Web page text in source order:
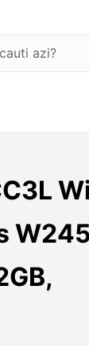
W245